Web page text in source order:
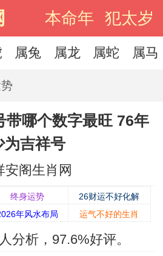
本命年 犯太岁
属兔 属龙 属蛇 属马
带哪个数字最旺 76年
为吉祥号
安阁生肖网
终身运势
26财运不好化解
年风水布局 运气不好的生肖
人分析， 97.6%好评。